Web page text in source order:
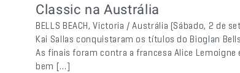
Classic na Austrália
BELLS BEACH, Victoria / Austrália (Sábado, 2 de
Kai Sallas conquistaram os títulos do Bioglan
As finais foram contra a francesa Alice
bem […]